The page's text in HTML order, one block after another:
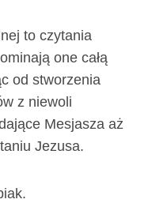
to czytania
one całą
od stworzenia
z niewoli
Mesjasza aż
Jezusa.